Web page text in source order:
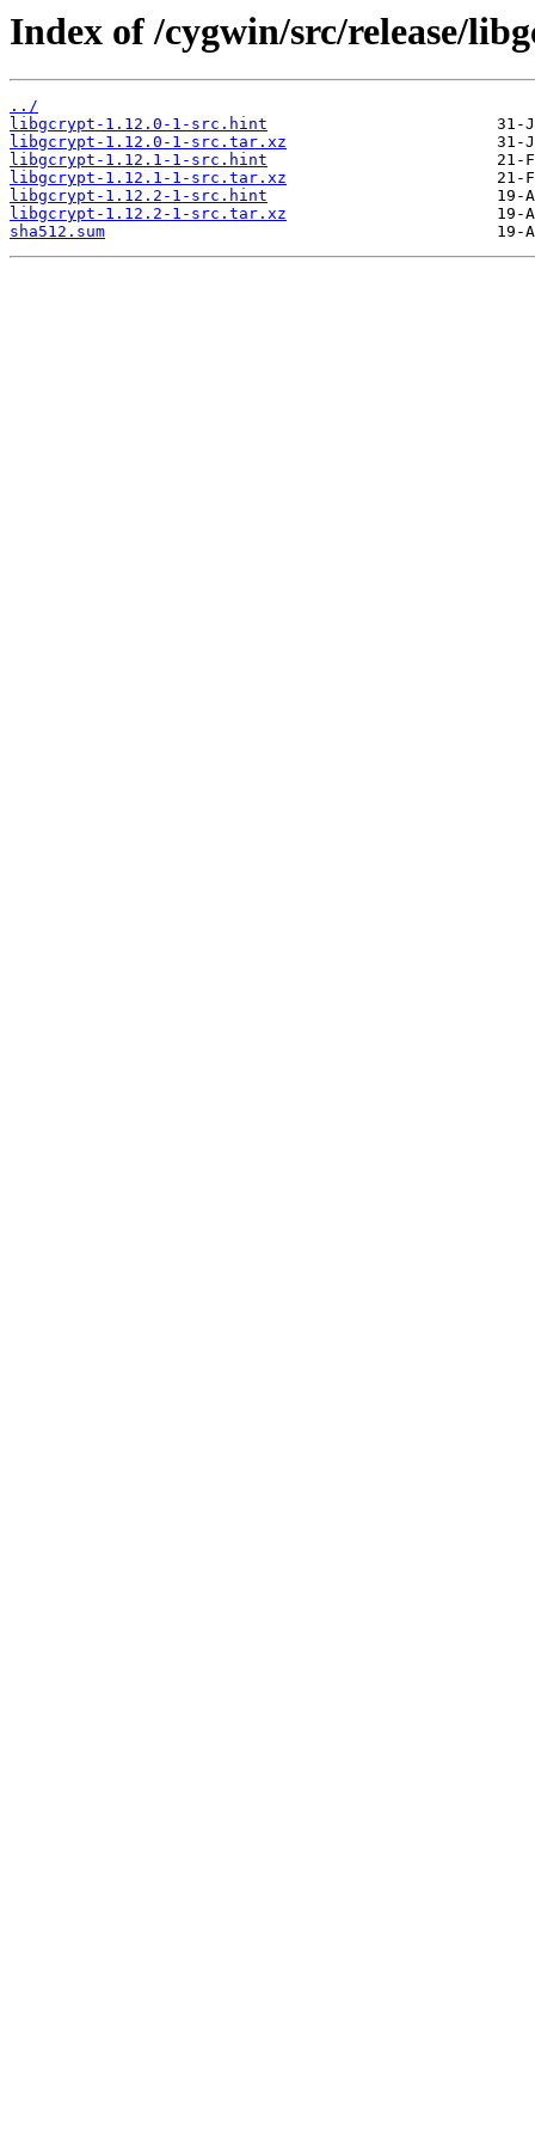
Index of /cygwin/src/release/
../
libgcrypt-1.12.0-1-src.hint
libgcrypt-1.12.0-1-src.tar.xz
libgcrypt-1.12.1-1-src.hint
libgcrypt-1.12.1-1-src.tar.xz
libgcrypt-1.12.2-1-src.hint
libgcrypt-1.12.2-1-src.tar.xz
sha512.sum